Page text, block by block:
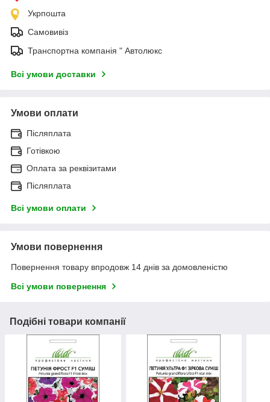
Укрпошта
Самовивіз
Транспортна компанія " Автолюкс
Всі умови доставки
Умови оплати
Післяплата
Готівкою
Оплата за реквізитами
Післяплата
Всі умови оплати
Умови повернення
Повернення товару впродовж 14 днів за домовленістю
Всі умови повернення
Подібні товари компанії